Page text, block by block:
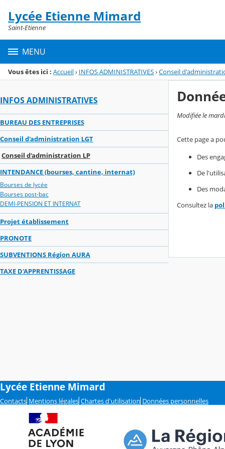
Menu de la rubrique
Contenu
Lycée Etienne Mimard
Saint-Etienne
MENU
Vous êtes ici : Accueil› INFOS ADMINISTRATIVES›Conseil
INFOS ADMINISTRATIVES
BUREAU DES ENTREPRISES
Conseil d'administration LGT
Conseil d'administration LP
INTENDANCE (bourses, cantine, internat)
Bourses de lycée
Bourses post-bac
DEMI-PENSION ET INTERNAT
Projet établissement
PRONOTE
SUBVENTIONS Région AURA
TAXE D'APPRENTISSAGE
Modifiée le
Cette page a
Des
De
Des
Consultez la
Lycée Etienne Mimard
Contacts Mentions légales Chartes d'utilisation Données personnelles